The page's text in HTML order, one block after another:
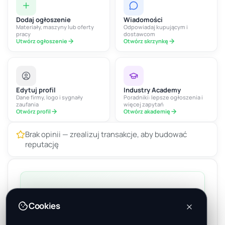
Dodaj ogłoszenie
Materiały, maszyny lub oferty
pracy
Utwórz ogłoszenie
Wiadomości
Odpowiadaj kupującym i
dostawcom
Otwórz skrzynkę
Edytuj profil
Dane firmy, logo i sygnały
zaufania
Otwórz profil
Industry Academy
Poradniki: lepsze ogłoszenia i
więcej zapytań
Otwórz akademię
Brak opinii — zrealizuj transakcje, aby budować
reputację
Cookies